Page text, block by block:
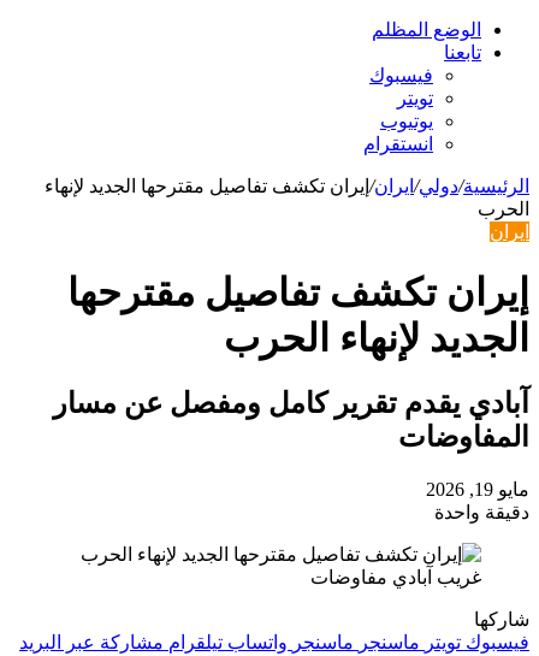
الوضع المظلم
تابعنا
فيسبوك
تويتر
يوتيوب
انستقرام
الرئيسية/دولي/ ايران/ إیران تکشف تفاصیل مقترحها الجدید لإنهاء
الحرب
ايران
إیران تکشف تفاصیل مقترحها
الجدید لإنهاء الحرب
آبادي يقدم تقرير كامل ومفصل عن مسار
المفاوضات
مايو 19, 2026
دقيقة واحدة
غريب آبادي مفاوضات
شاركها
فيسبوك تويتر ماسنجر ماسنجر واتساب تيلقرام مشاركة عبر البريد